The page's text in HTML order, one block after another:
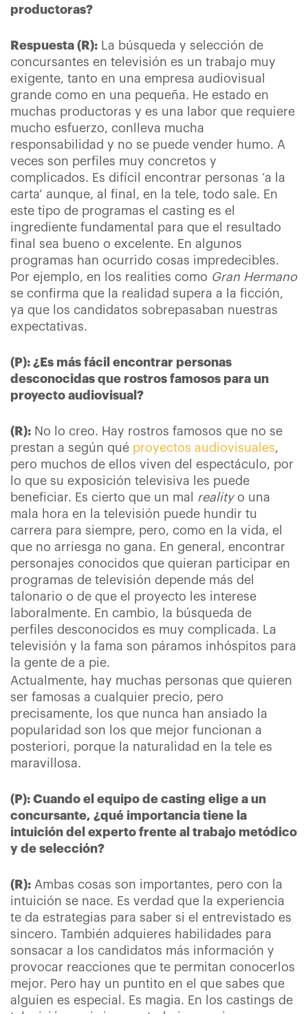
productoras?
Respuesta (R): La búsqueda y selección de
concursantes en televisión es un trabajo muy
exigente, tanto en una empresa audiovisual
grande como en una pequeña. He estado en
muchas productoras y es una labor que requiere
mucho esfuerzo, conlleva mucha
responsabilidad y no se puede vender humo. A
veces son perfiles muy concretos y
complicados. Es difícil encontrar personas ‘a la
carta’ aunque, al final, en la tele, todo sale. En
este tipo de programas el casting es el
ingrediente fundamental para que el resultado
final sea bueno o excelente. En algunos
programas han ocurrido cosas impredecibles.
Por ejemplo, en los realities como Gran Hermano
se confirma que la realidad supera a la ficción,
ya que los candidatos sobrepasaban nuestras
expectativas.
(P): ¿Es más fácil encontrar personas
desconocidas que rostros famosos para un
proyecto audiovisual?
(R): No lo creo. Hay rostros famosos que no se
prestan a según qué proyectos audiovisuales,
pero muchos de ellos viven del espectáculo, por
lo que su exposición televisiva les puede
beneficiar. Es cierto que un mal
realityo una
mala hora en la televisión puede hundir tu
carrera para siempre, pero, como en la vida, el
que no arriesga no gana. En general, encontrar
personajes conocidos que quieran participar en
programas de televisión depende más del
talonario o de que el proyecto les interese
laboralmente. En cambio, la búsqueda de
perfiles desconocidos es muy complicada. La
televisión y la fama son páramos inhóspitos para
la gente de a pie.
Actualmente, hay muchas personas que quieren
ser famosas a cualquier precio, pero
precisamente, los que nunca han ansiado la
popularidad son los que mejor funcionan a
posteriori, porque la naturalidad en la tele es
maravillosa.
(P): Cuando el equipo de casting elige a un
concursante, ¿qué importancia tiene la
intuición del experto frente al trabajo metódico
y de selección?
(R): Ambas cosas son importantes, pero con la
intuición se nace. Es verdad que la experiencia
te da estrategias para saber si el entrevistado es
sincero. También adquieres habilidades para
sonsacar a los candidatos más información y
provocar reacciones que te permitan conocerlos
mejor. Pero hay un puntito en el que sabes que
alguien es especial. Es magia. En los castings de